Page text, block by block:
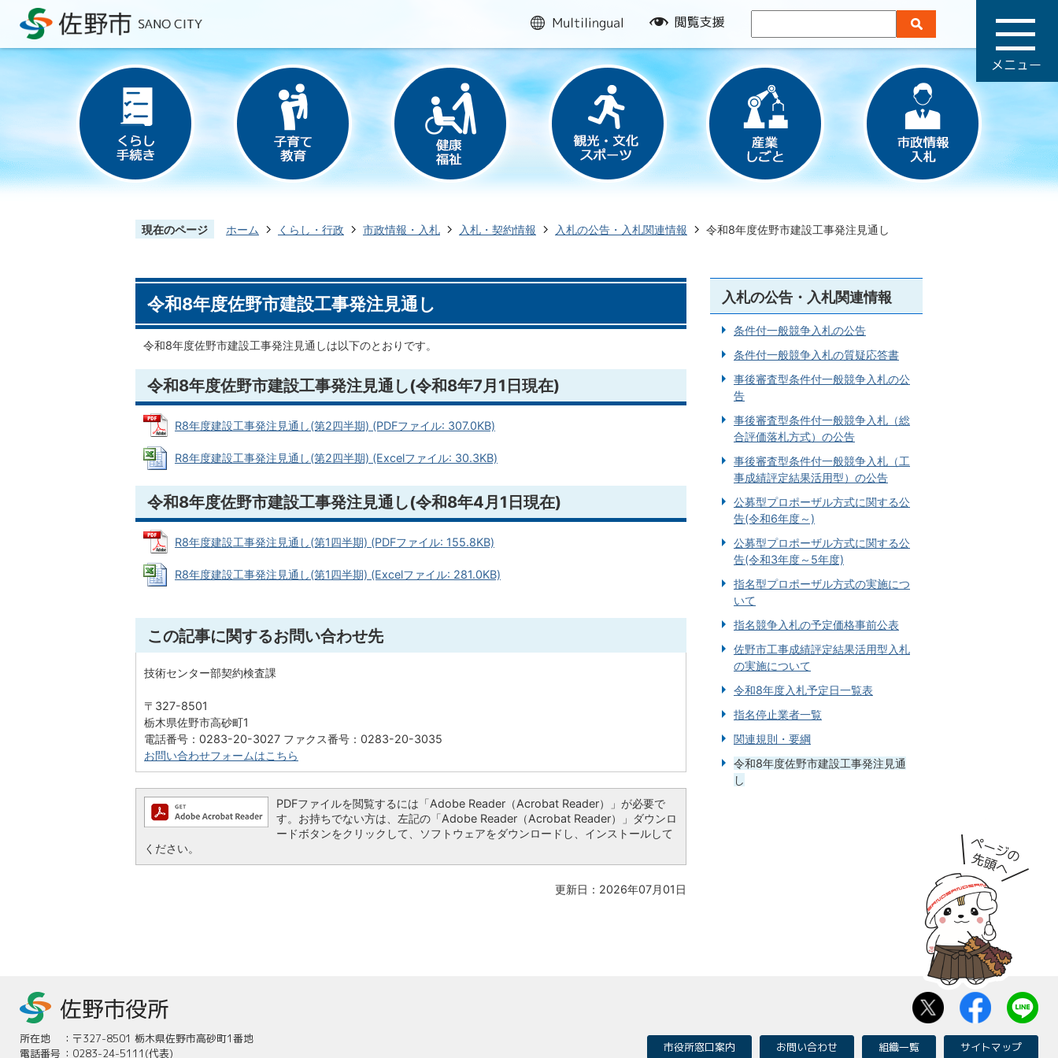
multilingual
閲
援
現在のページ ホーム くらし・行政 市政情報・入札 入札・契約情報 入札の公告・入札関連情報 令和8年度佐野市建設工事発注見通し
令和8年度佐野市建設工事発注見通し
令和8年度佐野市建設工事発注見通しは以下のとおりです。
令和8年度佐野市建設工事発注見通し(令和8年7月1日現在)
R8年度建設工事発注見通し(第2四半期) (PDFファイル: 307.0KB)
R8年度建設工事発注見通し(第2四半期) (Excelファイル: 30.3KB)
令和8年度佐野市建設工事発注見通し(令和8年4月1日現在)
R8年度建設工事発注見通し(第1四半期) (PDFファイル: 155.8KB)
R8年度建設工事発注見通し(第1四半期) (Excelファイル: 281.0KB)
この記事に関するお問い合わせ先
技術センター部契約検査課
〒327-8501
栃木県佐野市高砂町1
電話番号：0283-20-3027 ファクス番号：0283-20-3035
お問い合わせフォームはこちら
PDFファイルを閲覧するには「Adobe Reader（Acrobat Reader）」が必要で
す。お持ちでない方は、左記の「Adobe Reader（Acrobat Reader）」ダウンロ
ードボタンをクリックして、ソフトウェアをダウンロードし、インストールして
ください。
更新日：2026年07月01日
入札の公告・入札関連情報
条件付一般競争入札の公告
条件付一般競争入札の質疑応答書
事後審査型条件付一般競争入札の公
告
事後審査型条件付一般競争入札（総
合評価落札方式）の公告
事後審査型条件付一般競争入札（工
事成績評定結果活用型）の公告
公募型プロポーザル方式に関する公
告(令和6年度～)
公募型プロポーザル方式に関する公
告(令和3年度～5年度)
指名型プロポーザル方式の実施につ
いて
指名競争入札の予定価格事前公表
佐野市工事成績評定結果活用型入札
の実施について
令和8年度入札予定日一覧表
指名停止業者一覧
関連規則・要綱
令和8年度佐野市建設工事発注見通
し
所在地 ： 〒327-8501 栃木県佐野市高砂町1番地
電話番号 ： 0283-24-5111(代表) 市役所窓口案内 お問い合わせ 組織一覧 サイトマップ